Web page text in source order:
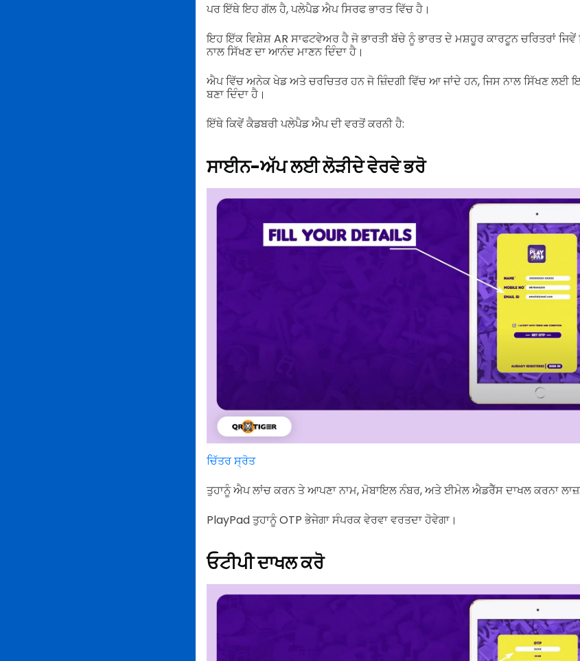
ਪਰ ਇੱਥੇ ਇਹ ਗੱਲ ਹੈ, ਪਲੇਪੈਡ ਐਪ ਸਿਰਫ ਭਾਰਤ ਵਿੱਚ ਹੈ।
ਇਹ ਇੱਕ ਵਿਸ਼ੇਸ਼ AR ਸਾਫਟਵੇਅਰ ਹੈ ਜੋ ਭਾਰਤੀ ਬੱਚੇ ਨੂੰ ਭਾਰਤ ਦੇ ਮਸ਼ਹੂਰ ਕਾਰਟੂਨ ਚਰਿਤਰਾਂ
ਨਾਲ ਸਿੱਖਣ ਦਾ ਆਨੰਦ ਮਾਣਨ ਦਿੰਦਾ ਹੈ।
ਐਪ ਵਿੱਚ ਅਨੇਕ ਖੇਡ ਅਤੇ ਚਰਚਿਤਰ ਹਨ ਜੋ ਜ਼ਿੰਦਗੀ ਵਿੱਚ ਆ ਜਾਂਦੇ ਹਨ, ਜਿਸ ਨਾਲ ਸਿੱਖਣ
ਬਣਾ ਦਿੰਦਾ ਹੈ।
ਇੱਥੇ ਕਿਵੇਂ ਕੈਡਬਰੀ ਪਲੇਪੈਡ ਐਪ ਦੀ ਵਰਤੋਂ ਕਰਨੀ ਹੈ:
ਸਾਈਨ-ਅੱਪ ਲਈ ਲੋੜੀਦੇ ਵੇਰਵੇ ਭਰੋ
ਚਿੱਤਰ ਸ੍ਰੋਤ
ਤੁਹਾਨੂੰ ਐਪ ਲਾਂਚ ਕਰਨ ਤੇ ਆਪਣਾ ਨਾਮ, ਮੋਬਾਇਲ ਨੰਬਰ, ਅਤੇ ਈਮੇਲ ਐਡਰੈੱਸ ਦਾਖਲ ਕਰਨਾ
PlayPad ਤੁਹਾਨੂੰ OTP ਭੇਜੇਗਾ ਸੰਪਰਕ ਵੇਰਵਾ ਵਰਤਦਾ ਹੋਵੇਗਾ।
ਓਟੀਪੀ ਦਾਖਲ ਕਰੋ